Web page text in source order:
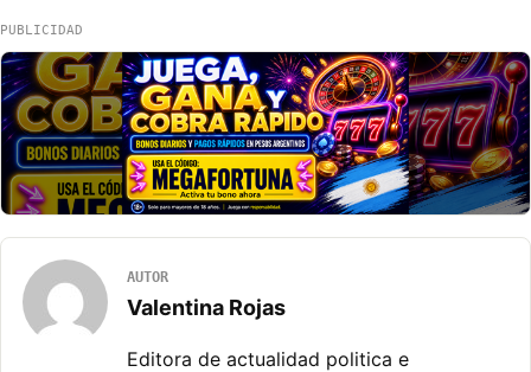
PUBLICIDAD
AUTOR
Valentina Rojas
Editora de actualidad politica e